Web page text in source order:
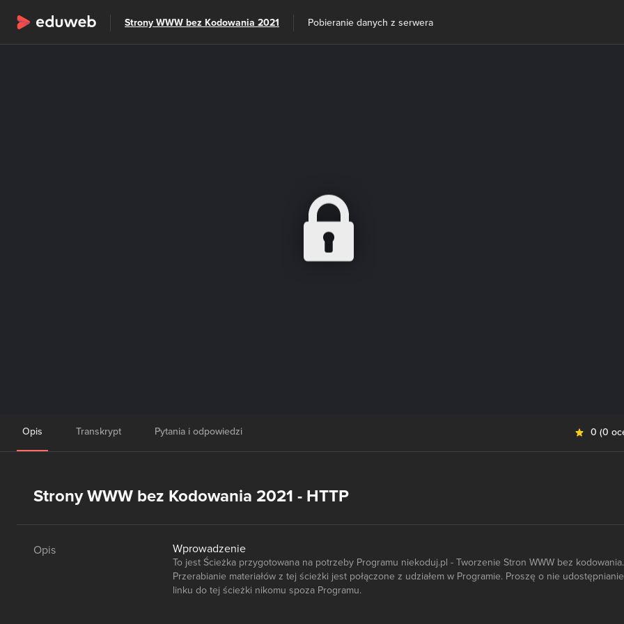
Wszystkie kategorie Szkolenia
Strony WWW bez Kodowania 2021 Pobieranie danych z serwera
Opis Transkrypt Pytania i odpowiedzi 0 (0
Strony WWW bez Kodowania 2021 - HTTP
Opis Wprowadzenie
To jest Ścieżka przygotowana na potrzeby Programu niekoduj.pl - Tworzenie Stron WWW bez kodowania.
Przerabianie materiałów z tej ścieżki jest połączone z udziałem w Programie. Proszę o nie udostępnianie
linku do tej ścieżki nikomu spoza Programu.